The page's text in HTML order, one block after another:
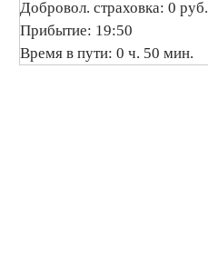
Добровол. страховка: 0 руб.
Прибытие: 19:50
Время в пути: 0 ч. 50 мин.